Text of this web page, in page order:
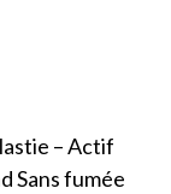
– Actif
Sans fumée